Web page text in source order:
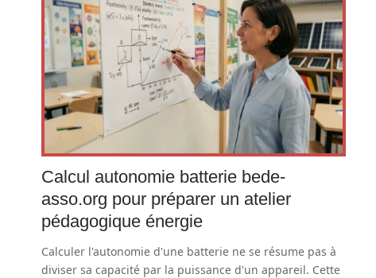
Calcul autonomie batterie bede-
asso.org pour préparer un atelier
pédagogique énergie
Calculer l'autonomie d'une batterie ne se résume pas à
diviser sa capacité par la puissance d'un appareil. Cette